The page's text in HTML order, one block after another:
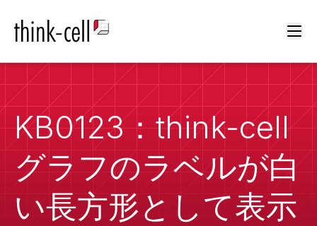
KB0123：think-cell
グラフのラベルが白
い長方形として表示